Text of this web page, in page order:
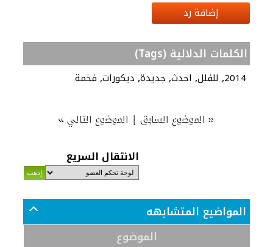
إضافة رد
الكلمات الدلالية (Tags)
2014
, للفلل, احدث, جديدة, ديكورات, فخمة
« الموضوع السابق| الموضوع التالي»
الانتقال السريع
المواضيع المتشابهه
الموضوع